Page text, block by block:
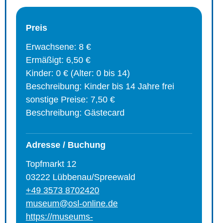
Preis
Erwachsene: 8 €
Ermäßigt: 6,50 €
Kinder: 0 € (Alter: 0 bis 14)
Beschreibung: Kinder bis 14 Jahre frei
sonstige Preise: 7,50 €
Beschreibung: Gästecard
Adresse / Buchung
Topfmarkt 12
03222 Lübbenau/Spreewald
+49 3573 8702420
museum@osl-online.de
https://museums-